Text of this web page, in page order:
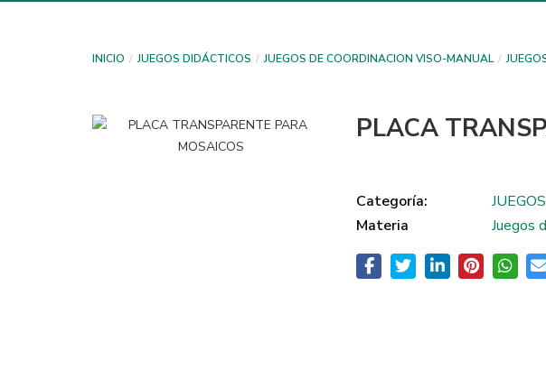
INICIO JUEGOS DIDÁCTICOS JUEGOS DE COORDINACION VISO-MANUAL
PLACA
Categoría:
Materia
Juegos